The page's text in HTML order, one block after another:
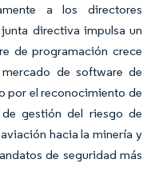
a los directores
directiva impulsa un
de programación crece
de software de
por el reconocimiento de
gestión del riesgo de
hacia la minería y
de seguridad más